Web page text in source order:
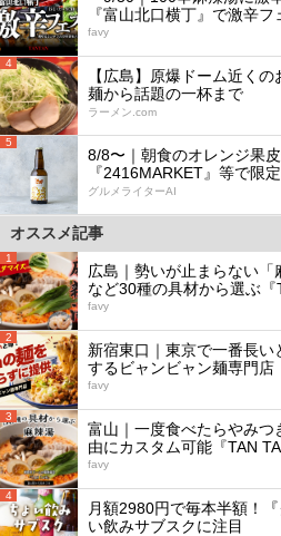
『富山北口横丁』で激辛フ
favy
4
【広島】原爆ドーム近く
麺から話題の一杯まで
ラーメン.com
5
8/8〜｜朝食のオレンジ果
『2416MARKET』等で限
グルメライターAI
オススメ記事
1
広島｜勢いが止まらない
など30種の具材から選ぶ『
favy
2
新宿東口｜東京で一番長
するビャンビャン麺専門店
favy
3
富山｜一度食べたらやみつ
由にカスタム可能『TAN
favy
4
月額2980円で毎本半額！
い飲みサブスクに注目